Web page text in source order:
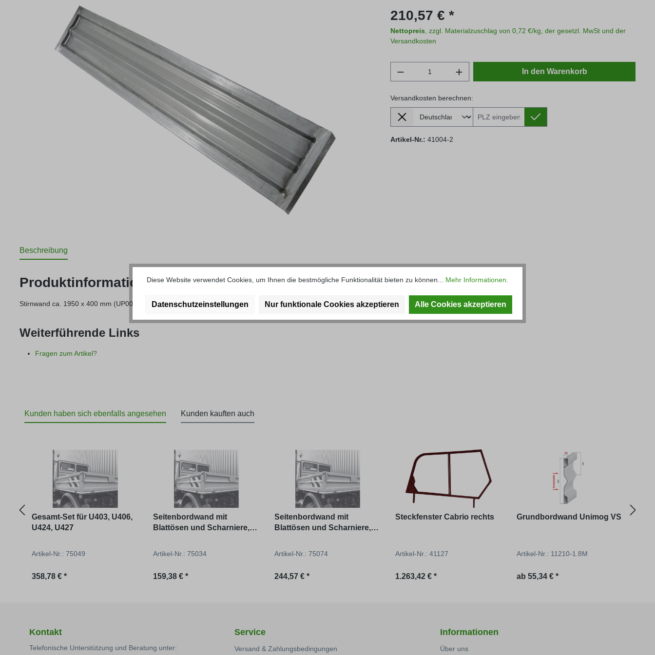
Bildergalerie überspringen Regulärer Preis:
210,57 € *
Nettopreis , zzgl. Materialzuschlag von 0,72 €/kg, der gesetzl. MwSt und der
Versandkosten
Produkt Anzahl: Gib den gewünschten Wert ein
In den Warenkorb
Versandkosten berechnen:
Lieferland
Versandkosten berechnen:
Artikel-Nr.: 41004-2
Beschreibung
Produktinformationen "Stirnwand ca. 1950 x 400 mm (UP0004)"
Stirnwand ca. 1950 x 400 mm (UP0004)
Weiterführende Links
Fragen zum Artikel?
Kunden haben sich ebenfalls angesehen Kunden kauften auch
Gesamt-Set für U403, U406,
U424, U427
Artikel-Nr.: 75049
Regulärer Preis:
358,78 € *
Seitenbordwand mit
Blattösen und Scharniere,
Artikel-Nr.: 75034
Regulärer Preis:
159,38 € *
Seitenbordwand mit
Blattösen und Scharniere,
Artikel-Nr.: 75074
Regulärer Preis:
244,57 € *
Steckfenster Cabrio rechts
Artikel-Nr.: 41127
Regulärer Preis:
1.263,42 € *
Grundbordwand Unimog VS
Artikel-Nr.: 11210-1.8M
Regulärer Preis:
ab55,34 € *
Kontakt
Telefonische Unterstützung und Beratung unter:
Service
Versand & Zahlungsbedingungen
Informationen
Über uns
Diese Website verwendet Cookies, um Ihnen die bestmögliche Funktionalität bieten zu können... Mehr Informationen.
Datenschutzeinstellungen Nur funktionale Cookies akzeptieren Alle Cookies akzeptieren